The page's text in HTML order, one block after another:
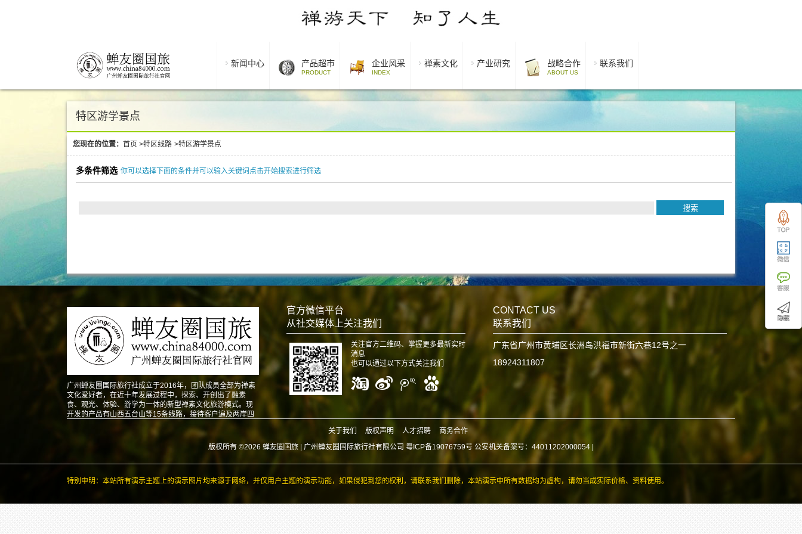
新闻中心 产品超市
PRODUCT
企业风采
INDEX
禅素文化 产业研究 战略合作
ABOUT US
联系我们
特区游学景点
您现在的位置： 首页 >特区线路 >特区游学景点
多条件筛选 你可以选择下面的条件并可以输入关键词点击开始搜索进行筛选
广州蝉友圈国际旅行社成立于2016年，团队成员全部为禅素
文化爱好者，在近十年发展过程中，探索、开创出了融素
食、观光、体验、游学为一体的新型禅素文化旅游模式。现
开发的产品有山西五台山等15条线路，接待客户遍及两岸四
官方微信平台
从社交媒体上关注我们
关注官方二维码、掌握更多最新实时
消息
也可以通过以下方式关注我们
CONTACT US
联系我们
广东省广州市黄埔区长洲岛洪福市新街六巷12号之一
18924311807
关于我们 版权声明 人才招聘
商务合作
版权所有 ©2026 蝉友圈国旅 | 广州蝉友圈国际旅行社有限公司 粤ICP备19076759号 公安机关备案号：44011202000054
特别申明：本站所有演示主题上的演示图片均来源于网络，并仅用户主题的演示功能，如果侵犯到您的权利，请联系我们删除，本站演示中所有数据均为虚构，请勿当成实际价格、资料使用。